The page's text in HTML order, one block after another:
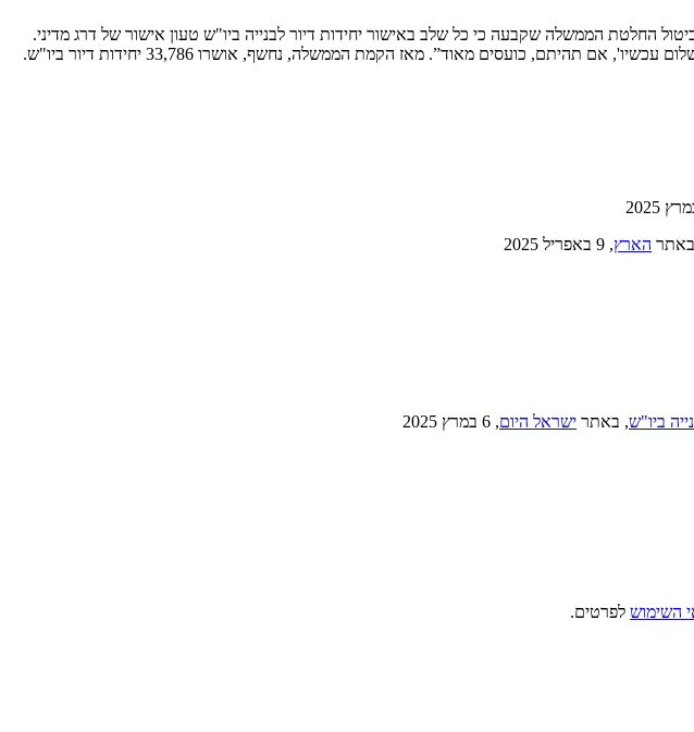
החלטת הממשלה שקבעה כי כל שלב באישור יחידות דיור לבנייה ביו"ש טעון אישור של דרג מדיני.
עכשיו', אם תהיתם, כועסים מאוד”
. מאז הקמת הממשלה, נחשף, אושרו 33,786 יחידות דיור ביו"ש.
הארץ, 9 באפריל 2025
ביו"ש, באתר ישראל היום, 6 במרץ 2025
השימוש לפרטים.